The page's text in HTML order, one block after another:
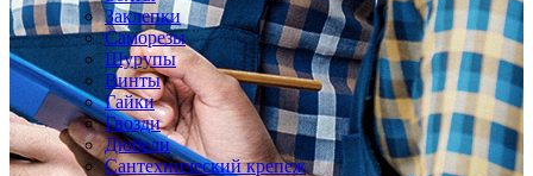
Заклепки
Саморезы
Шурупы
Винты
Гайки
Гвозди
Дюбели
Сантехнический крепеж